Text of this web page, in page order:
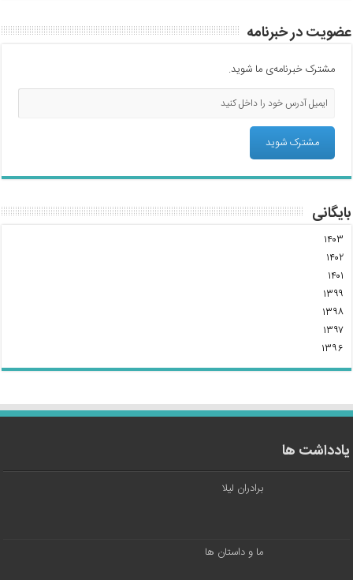
عضویت در خبرنامه
مشترک خبرنامه‌ی ما شوید.
بایگانی
۱۴۰۳
۱۴۰۲
۱۴۰۱
۱۳۹۹
۱۳۹۸
۱۳۹۷
۱۳۹۶
یادداشت ها
برادران لیلا
ما و داستان ها